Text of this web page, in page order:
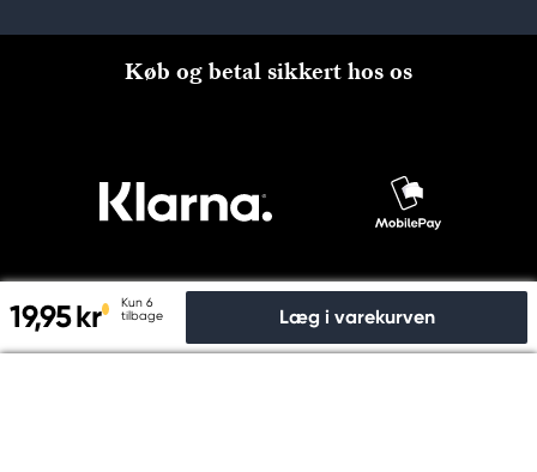
19,95 kr
Kun 6
tilbage
Læg i varekurven
Køb og betal sikkert hos os